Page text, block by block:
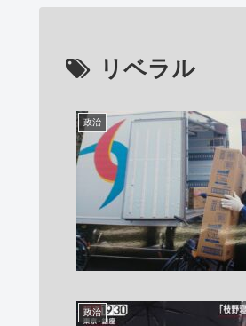
リベラル
政治
政治